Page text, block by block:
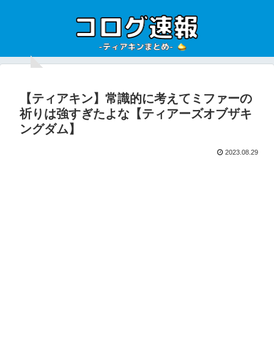
【ティアキン】常識的に考えてミファーの
祈りは強すぎたよな【ティアーズオブザキ
ングダム】
2023.08.29